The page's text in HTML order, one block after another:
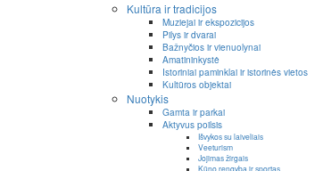
Kultūra ir tradicijos
Muziejai ir ekspozicijos
Pilys ir dvarai
Bažnyčios ir vienuolynai
Amatininkystė
Istoriniai paminklai ir istorinės vietos
Kultūros objektai
Nuotykis
Gamta ir parkai
Aktyvus poilsis
Išvykos su laiveliais
Veeturism
Jojimas žirgais
Kūno rengyba ir sportas